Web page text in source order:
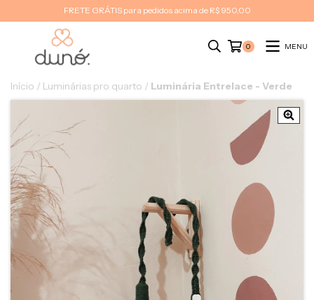
FRETE GRÁTIS para pedidos acima de R$ 950,00
0 MENU
Início / Luminárias pro quarto / Luminária Entrelace - Verde